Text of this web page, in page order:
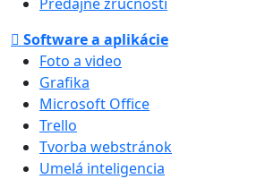
Software a aplikácie
Foto a video
Grafika
Microsoft Office
Trello
Tvorba webstránok
Umelá inteligencia